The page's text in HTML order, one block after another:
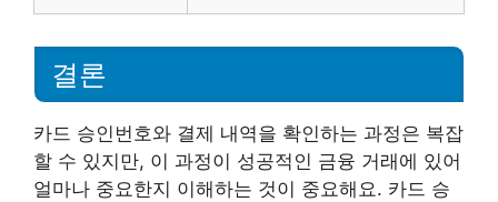
결론
카드 승인번호와 결제 내역을 확인하는 과정은 복잡
할 수 있지만, 이 과정이 성공적인 금융 거래에 있어
얼마나 중요한지 이해하는 것이 중요해요. 카드 승